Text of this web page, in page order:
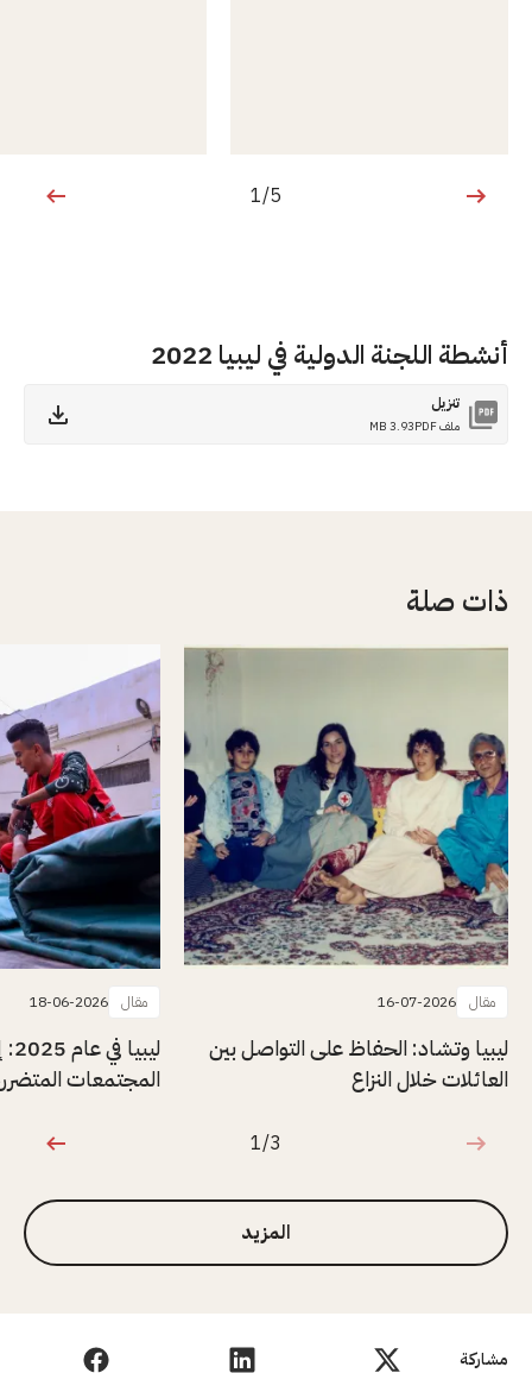
مشاركة
1 من 5
1/5
أنشطة اللجنة الدولية في ليبيا 2022
تنزيل
ملف PDF 3.93 MB
ذات صلة
مقال 16-07-2026
ليبيا وتشاد: الحفاظ على التواصل بين
العائلات خلال النزاع
مقال 18-06-2026
المجتمعات
1 من 3
1/3
المزيد